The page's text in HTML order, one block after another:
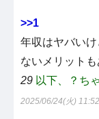
>>1
年収はヤバい
ないメリットも
29 以下、？ち
2025/06/24(火)